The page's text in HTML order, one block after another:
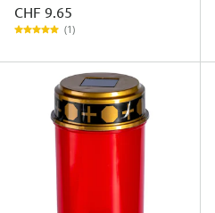
CHF 9.65
(1)